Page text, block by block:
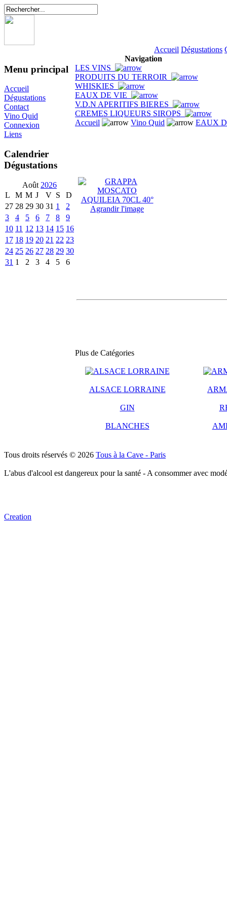
Accueil Dégustations
Menu principal
Accueil
Dégustations
Contact
Vino Quid
Connexion
Liens
Calendrier
Dégustations
Août 2026
L
M M J V S
D
27 28 29 30 31 1
2
3
4 5 6 7 8
9
10 11 12 13 14 15 16
17 18 19 20 21 22 23
24 25 26 27 28 29 30
31 1 2 3 4 5 6
Navigation
LES VINS
PRODUITS DU TERROIR
WHISKIES
EAUX DE VIE
V.D.N APERITIFS BIERES
CREMES LIQUEURS SIROPS
Accueil
Vino Quid EAUX
Agrandir l'image
Plus de Catégories
ALSACE LORRAINE
GIN
BLANCHES
Tous droits réservés © 2026 Tous à la Cave - Paris
L'abus d'alcool est dangereux pour la santé - A consommer avec
Creation